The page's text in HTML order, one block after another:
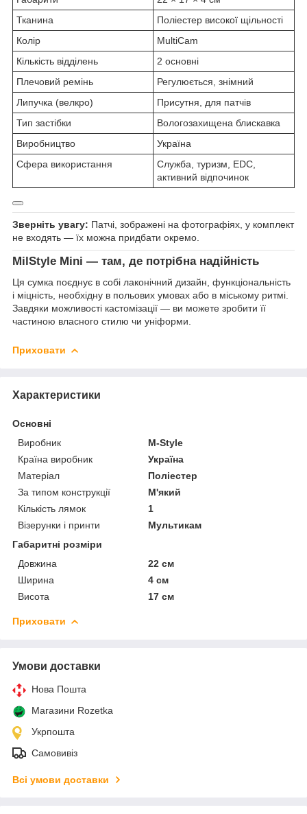
Тканина
Поліестер високої щільності
Колір
MultiCam
Кількість відділень
2 основні
Плечовий ремінь
Регулюється, знімний
Липучка (велкро)
Присутня, для патчів
Тип застібки
Вологозахищена блискавка
Виробництво
Україна
Сфера використання
Служба, туризм, EDC,
активний відпочинок
Зверніть увагу: Патчі, зображені на фотографіях, у комплект
не входять — їх можна придбати окремо.
MilStyle Mini — там, де потрібна надійність
Ця сумка поєднує в собі лаконічний дизайн, функціональність
і міцність, необхідну в польових умовах або в міському ритмі.
Завдяки можливості кастомізації — ви можете зробити її
частиною власного стилю чи уніформи.
Приховати
Характеристики
Основні
Виробник
M-Style
Країна виробник
Україна
Матеріал
Поліестер
За типом конструкції
М'який
Кількість лямок
1
Візерунки і принти
Мультикам
Габаритні розміри
Довжина
22 см
Ширина
4 см
Висота
17 см
Приховати
Умови доставки
Нова Пошта
Магазини Rozetka
Укрпошта
Самовивіз
Всі умови доставки